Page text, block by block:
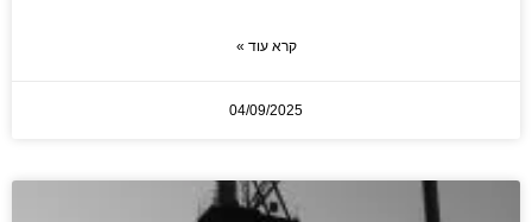
קרא עוד »
04/09/2025